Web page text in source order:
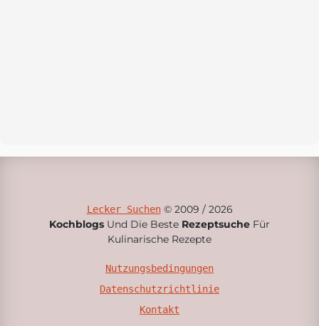
Lecker Suchen© 2009 / 2026
Kochblogs Und Die Beste Rezeptsuche Für
Kulinarische Rezepte
Nutzungsbedingungen
Datenschutzrichtlinie
Kontakt